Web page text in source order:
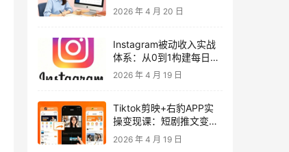
2026 年 4 月 20 日
Instagram被动收入实战
体系：从0到1构建每日盈
利的自动销售漏斗
2026 年 4 月 19 日
Tiktok剪映+右豹APP实
操变现课：短剧推文变现
全教程来了！
2026 年 4 月 19 日